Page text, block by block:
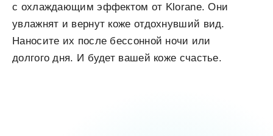
с охлаждающим эффектом от Klorane. Они
увлажнят и вернут коже отдохнувший вид.
Наносите их после бессонной ночи или
долгого дня. И будет вашей коже счастье.